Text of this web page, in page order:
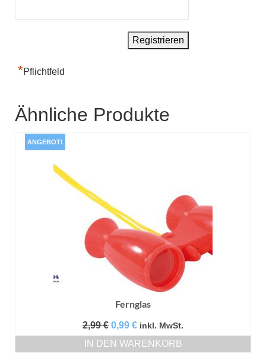
*Pflichtfeld
Ähnliche Produkte
ANGEBOT!
Fernglas
2,99€ Ursprünglicher
Preis
war:
0,99 €Aktueller
Preis
ist:
inkl. MwSt.
IN DEN WARENKORB